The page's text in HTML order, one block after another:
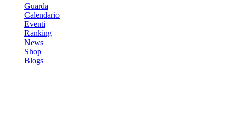
Guarda
Calendario
Eventi
Ranking
News
Shop
Blogs